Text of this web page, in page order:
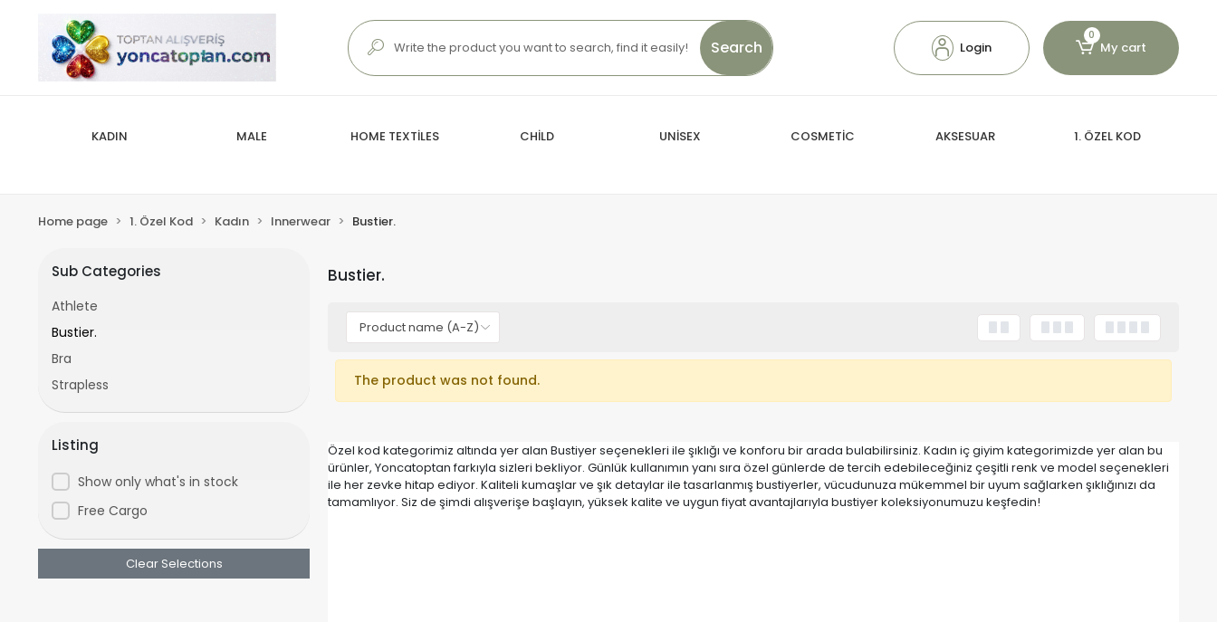
Search Login
0
My cart
KADIN MALE HOME TEXTİLES CHİLD UNİSEX COSMETİC AKSESUAR 1. ÖZEL KOD
Home page 1. Özel Kod Kadın Innerwear Bustier.
Sub Categories
Athlete
Bustier.
Bra
Strapless
Listing
Show only what's in stock
Free Cargo
Clear Selections
Bustier.
The product was not found.
Özel kod kategorimiz altında yer alan Bustiyer seçenekleri ile şıklığı ve konforu bir arada bulabilirsiniz. Kadın iç giyim kategorimizde yer alan bu
ürünler, Yoncatoptan farkıyla sizleri bekliyor. Günlük kullanımın yanı sıra özel günlerde de tercih edebileceğiniz çeşitli renk ve model seçenekleri
ile her zevke hitap ediyor. Kaliteli kumaşlar ve şık detaylar ile tasarlanmış bustiyerler, vücudunuza mükemmel bir uyum sağlarken şıklığınızı da
tamamlıyor. Siz de şimdi alışverişe başlayın, yüksek kalite ve uygun fiyat avantajlarıyla bustiyer koleksiyonumuzu keşfedin!